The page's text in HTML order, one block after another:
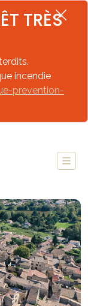
TRÈS
incendie
prevention-